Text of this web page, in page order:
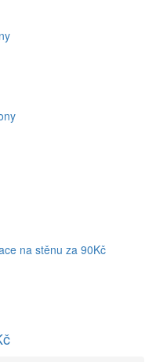
na stěnu za 90Kč